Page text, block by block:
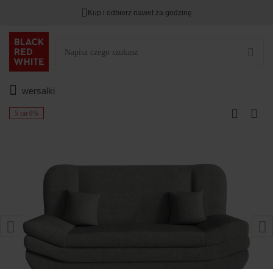
Kup i odbierz nawet za godzinę
wersalki
5 rat 0%